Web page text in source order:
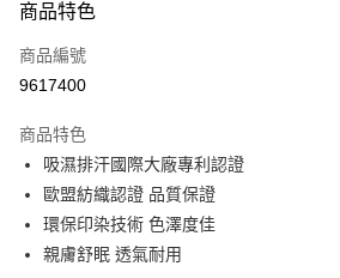
信用卡一次付款
LINE Pay
街口支付
悠遊付
Google Pay
商品特色
商品編號
9617400
商品特色
吸濕排汗國際大廠專利認證
歐盟紡織認證 品質保證
環保印染技術 色澤度佳
親膚舒眠 透氣耐用